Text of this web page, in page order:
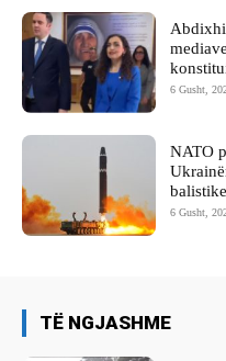
6 Gusht,
NATO
balistike
6 Gusht,
TË NGJASHME